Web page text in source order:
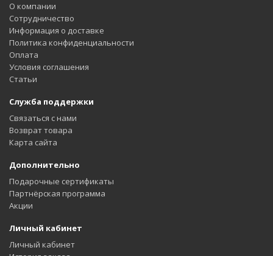
О компании
Сотрудничество
Информация о доставке
Политика конфиденциальности
Оплата
Условия соглашения
Статьи
Служба поддержки
Связаться с нами
Возврат товара
Карта сайта
Дополнительно
Подарочные сертификаты
Партнёрская программа
Акции
Личный кабинет
Личный кабинет